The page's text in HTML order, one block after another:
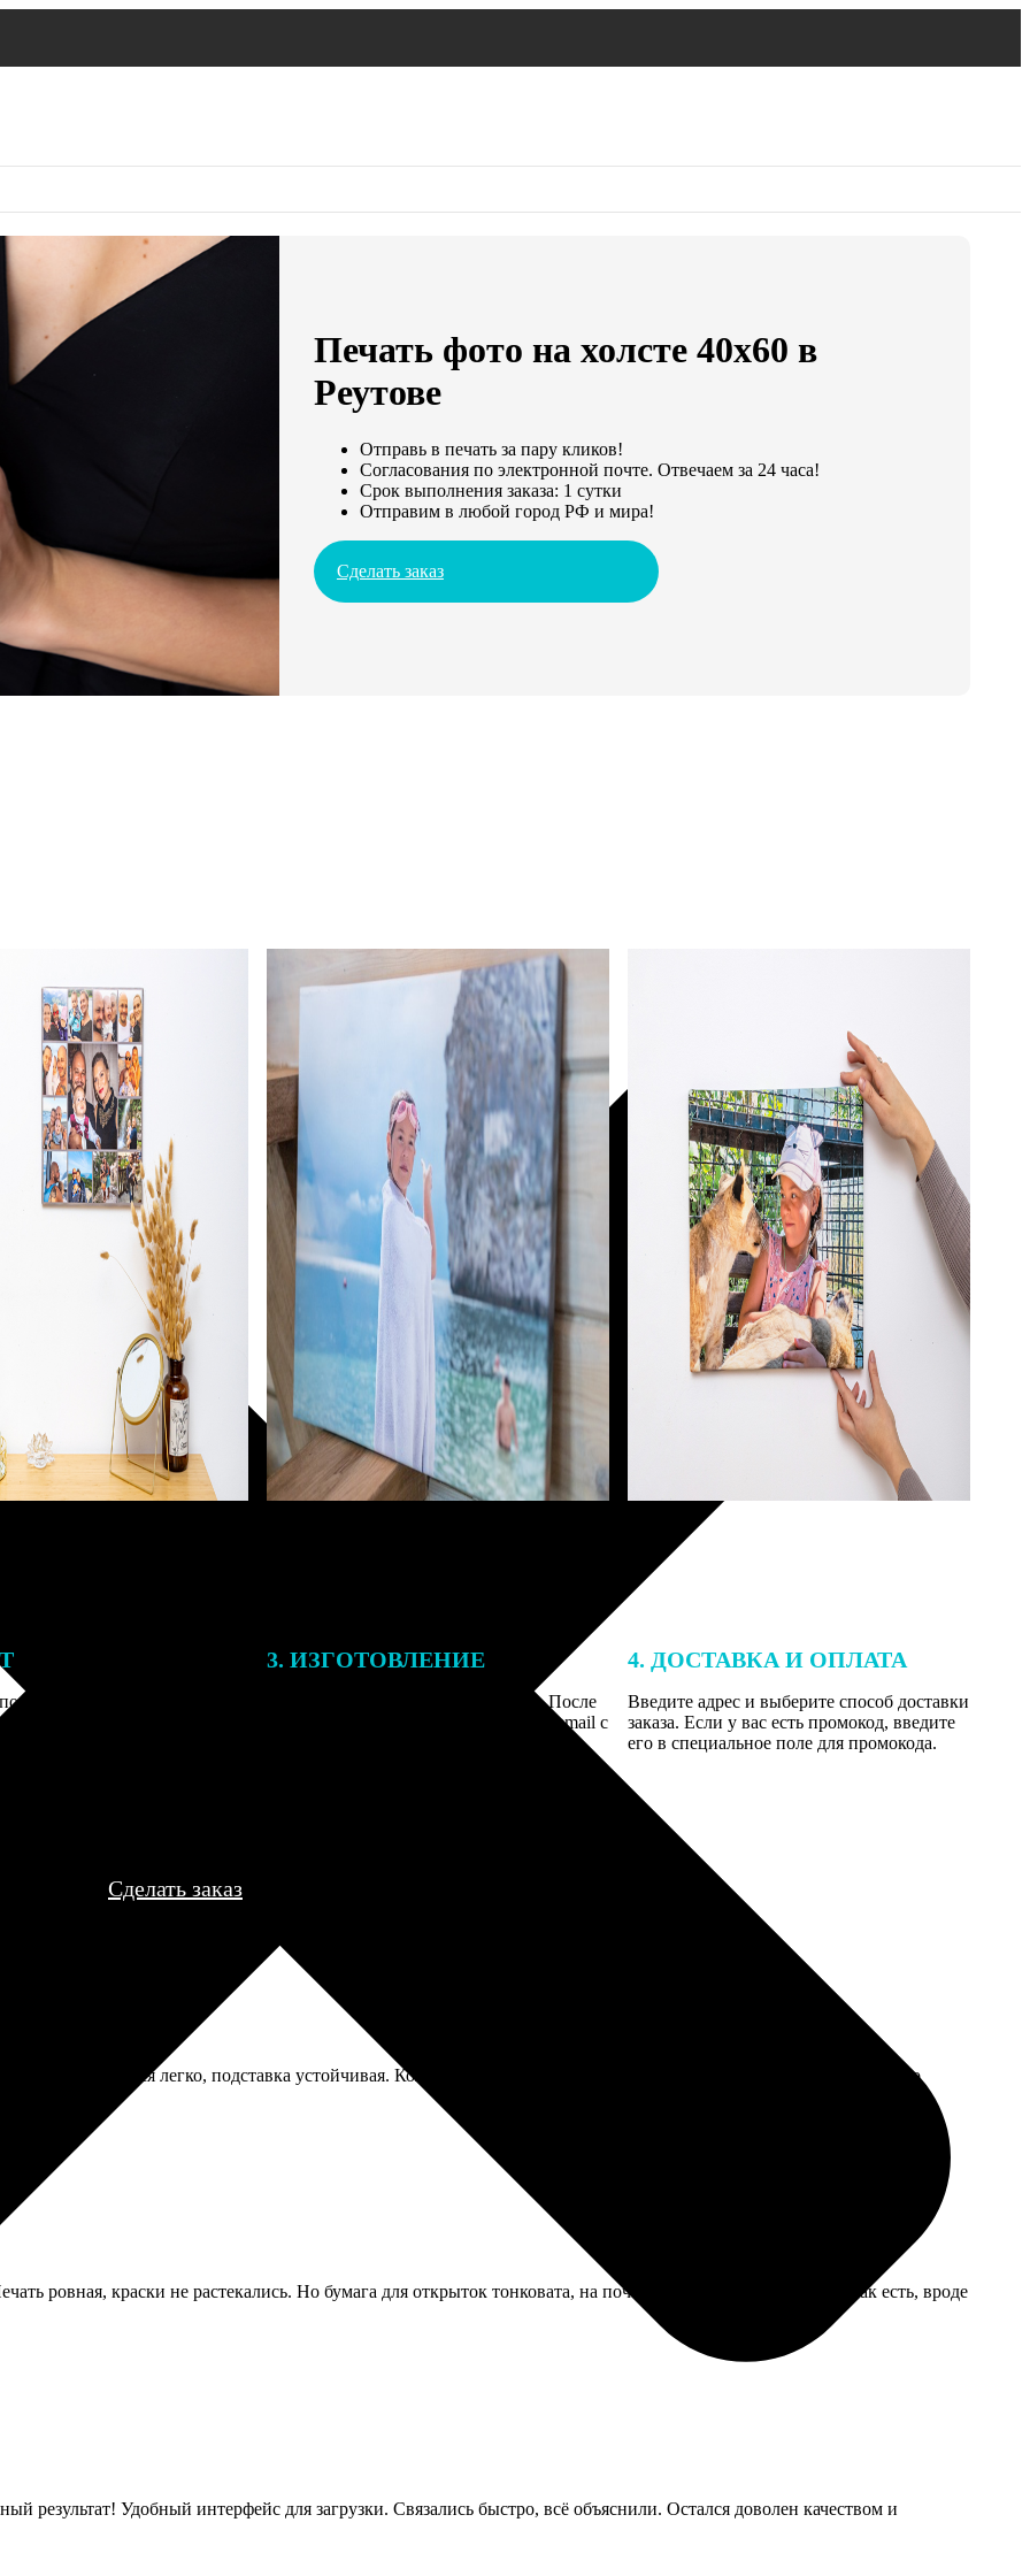
Печать фото на холсте 40х60 в
Реутове
Отправь в печать за пару кликов!
Согласования по электронной почте. Отвечаем за 24 часа!
Срок выполнения заказа: 1 сутки
Отправим в любой город РФ и мира!
Сделать заказ
заказа к печати
могут связаться с Вами
телефону или email для
деталей.
3. ИЗГОТОВЛЕНИЕ
Оплатите заказ банковской картой. После
оплаты получите подтверждение на email с
описанием заказа. Когда отправим заказ
4. ДОСТАВКА И ОПЛАТА
Введите адрес и выберите способ доставки
заказа. Если у вас есть промокод, введите
его в специальное поле для промокода.
Сделать заказ
легко, подставка устойчивая. Коллеги постоянно листают, чтобы посмотреть фото, уже немного
ровная, краски не растекались. Но бумага для открыток тонковата, на почте могли помять. Отправил как есть, вроде
результат! Удобный интерфейс для загрузки. Связались быстро, всё объяснили. Остался доволен качеством и